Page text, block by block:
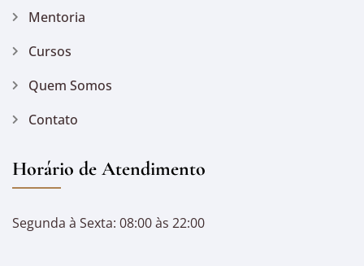
Mentoria
Cursos
Quem Somos
Contato
Horário de Atendimento
Segunda à Sexta: 08:00 às 22:00